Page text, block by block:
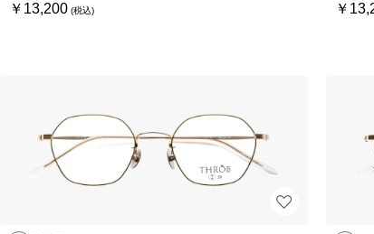
￥13,200 ￥